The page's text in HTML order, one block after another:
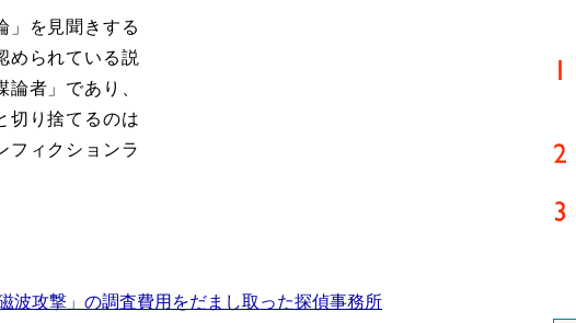
」を見聞きする
められている説
者」であり、
切り捨てるのは
ィクションラ
波攻撃」の調査費用をだまし取った探偵事務所